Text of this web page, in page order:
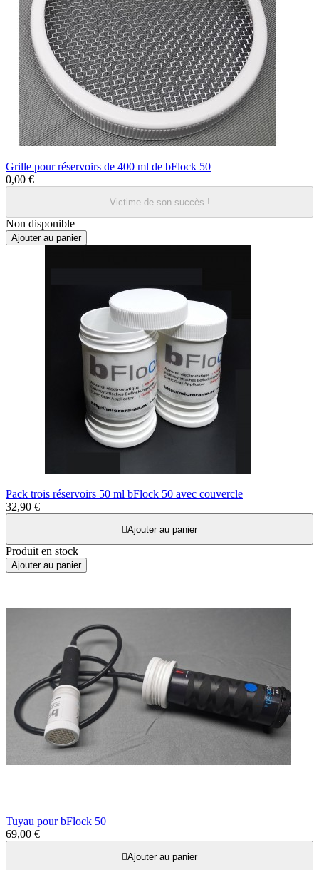
Grille pour réservoirs de 400 ml de bFlock 50
0,00 €
Victime de son succès !
Non disponible
Ajouter au panier
Pack trois réservoirs 50 ml bFlock 50 avec couvercle
32,90 €
Ajouter au panier
Produit en stock
Ajouter au panier
Tuyau pour bFlock 50
69,00 €
Ajouter au panier